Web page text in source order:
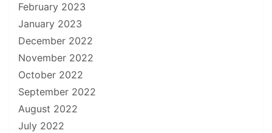
February 2023
January 2023
December 2022
November 2022
October 2022
September 2022
August 2022
July 2022